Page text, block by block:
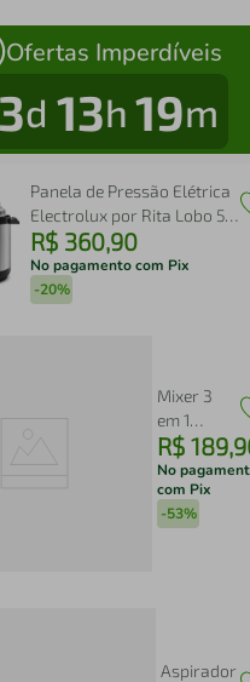
Ofertas Imperdíveis
d 13h 19m
Panela de Pressão Elétrica
Electrolux por Rita Lobo 5L
Preta Efficient c/ Timer
(PCE20)
R$ 360,90
No pagamento com Pix
-20%
Mixer 3
em 1
Electrolux
Vermelho
Escuro
600W
R$ 189,
No
com Pix
-53%
Aspirador